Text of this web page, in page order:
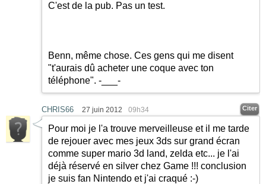
C'est de la pub. Pas un test.
Benn, même chose. Ces gens qui me disent
"t'aurais dû acheter une coque avec ton
téléphone". -___-
CHRIS66 27 juin 2012 09h34 Citer
Pour moi je l'a trouve merveilleuse et il me tarde
de rejouer avec mes jeux 3ds sur grand écran
comme super mario 3d land, zelda etc... je l'ai
déjà réservé en silver chez Game !!! conclusion
je suis fan Nintendo et j'ai craqué :-)